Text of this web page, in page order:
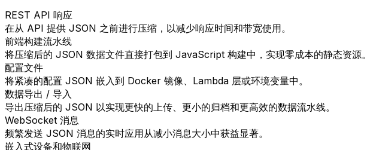
REST API 响应
在从 API 提供 JSON 之前进行压缩，以减少响应时间和带宽使用。
前端构建流水线
将压缩后的 JSON 数据文件直接打包到 JavaScript 构建中，实现零成本的静态资源。
配置文件
将紧凑的配置 JSON 嵌入到 Docker 镜像、Lambda 层或环境变量中。
数据导出 / 导入
导出压缩后的 JSON 以实现更快的上传、更小的归档和更高效的数据流水线。
WebSocket 消息
频繁发送 JSON 消息的实时应用从减小消息大小中获益显著。
嵌入式设备和物联网